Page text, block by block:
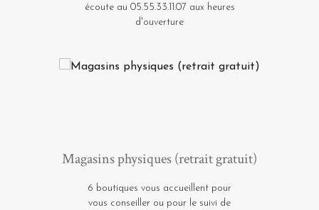
écoute au 05.55.33.11.07 aux heures
d'ouverture
Magasins physiques (retrait gratuit)
6 boutiques vous accueillent pour
vous conseiller ou pour le suivi de